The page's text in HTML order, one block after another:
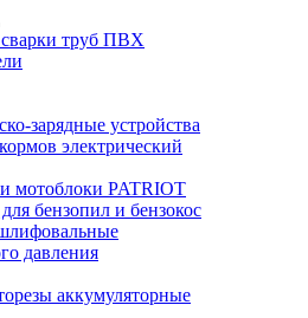
труб ПВХ
зарядные устройства
электрический
мотоблоки PATRIOT
бензопил и бензокос
давления
аккумуляторные